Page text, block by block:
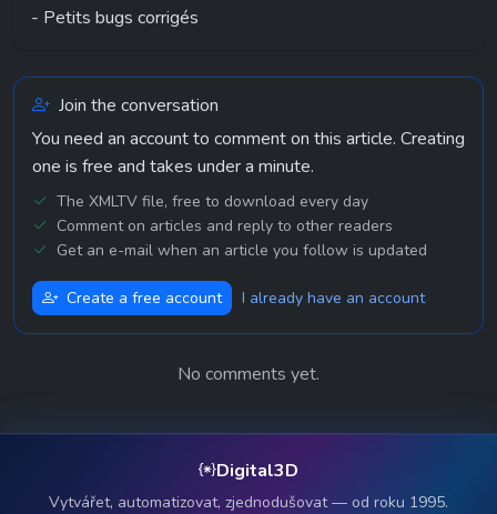
- Petits bugs corrigés
Join the conversation
You need an account to comment on this article. Creating
one is free and takes under a minute.
The XMLTV file, free to download every day
Comment on articles and reply to other readers
Get an e-mail when an article you follow is updated
Create a free account I already have an account
No comments yet.
Digital3D
Vytvářet, automatizovat, zjednodušovat — od roku 1995.